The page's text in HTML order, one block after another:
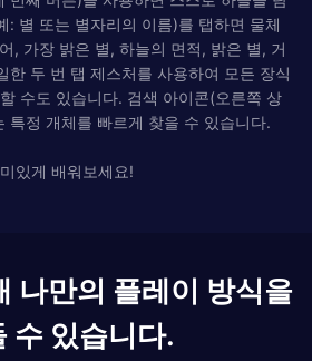
: 별 또는 별자리의 이름)를 탭하면 물체
, 가장 밝은 별, 하늘의 면적, 밝은 별, 거
한 두 번 탭 제스처를 사용하여 모든 장식
수도 있습니다. 검색 아이콘(오른쪽 상
특정 개체를 빠르게 찾을 수 있습니다.
있게 배워보세요!
나만의 플레이 방식을
수 있습니다.